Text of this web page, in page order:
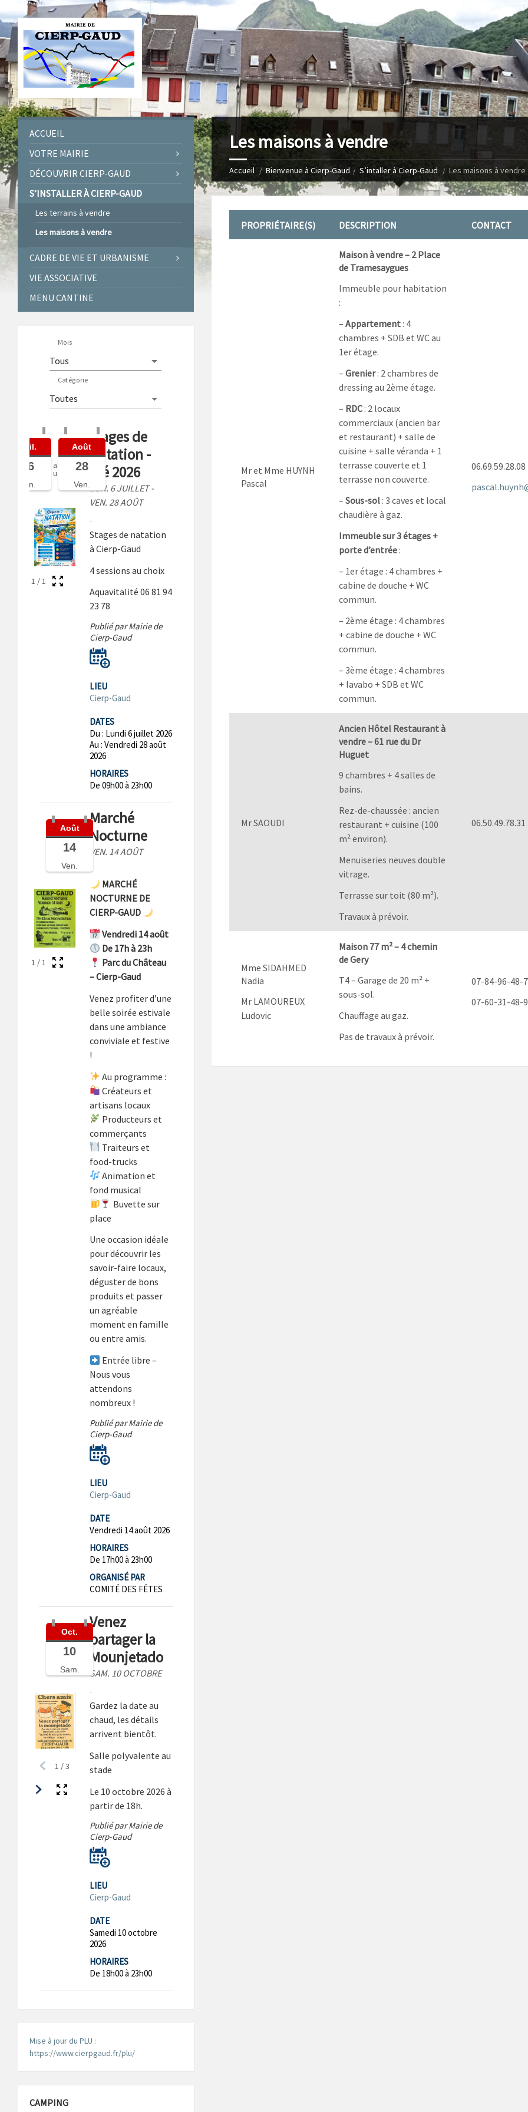
Les maisons à vendre
Accueil Bienvenue à Cierp-Gaud S’intaller à Cierp-Gaud Les maisons à vendre
PROPRIÉTAIRE(S) DESCRIPTION CONTACT
Mr et Mme HUYNH
Pascal
Maison à vendre – 2 Place
de Tramesaygues
Immeuble pour habitation
:
– Appartement: 4
chambres + SDB et WC au
1er étage.
– Grenier: 2 chambres de
dressing au 2ème étage.
– RDC: 2 locaux
commerciaux (ancien bar
et restaurant) + salle de
cuisine + salle véranda + 1
terrasse couverte et 1
terrasse non couverte.
– Sous-sol: 3 caves et local
chaudière à gaz.
Immeuble sur 3 étages +
porte d’entrée:
– 1er étage : 4 chambres +
cabine de douche + WC
commun.
– 2ème étage : 4 chambres
+ cabine de douche + WC
commun.
– 3ème étage : 4 chambres
+ lavabo + SDB et WC
commun.
06.69.59.28.08
Mr SAOUDI
Ancien Hôtel Restaurant à
vendre – 61 rue du Dr
Huguet
9 chambres + 4 salles de
bains.
Rez-de-chaussée : ancien
restaurant + cuisine (100
m² environ).
Menuiseries neuves double
vitrage.
Terrasse sur toit (80 m²).
Travaux à prévoir.
06.50.49.78.31
Mme SIDAHMED
Nadia
Mr LAMOUREUX
Ludovic
Maison 77 m² – 4 chemin
de Gery
T4 – Garage de 20 m² +
sous-sol.
Chauffage au gaz.
Pas de travaux à prévoir.
07-84-96-48-
07-60-31-48-
ACCUEIL
VOTRE MAIRIE
DÉCOUVRIR CIERP-GAUD
S’INSTALLER À CIERP-GAUD
Les terrains à vendre
Les maisons à vendre
CADRE DE VIE ET URBANISME
VIE ASSOCIATIVE
MENU CANTINE
Mois
Catégorie
Juil.
06
Lun.
a
u
Août
28
Ven.
1 /1
Stages de
Natation -
Été 2026
LUN. 6 JUILLET -
VEN. 28 AOÛT
Stages de natation
à Cierp-Gaud
4 sessions au choix
Aquavitalité 06 81 94
23 78
Publié par Mairie de
Cierp-Gaud
LIEU
Cierp-Gaud
DATES
Du : Lundi 6 juillet 2026
Au :Vendredi 28 août
2026
HORAIRES
De 09h00 à 23h00
Août
14
Ven.
1 /1
Marché
Nocturne
VEN. 14 AOÛT
MARCHÉ
NOCTURNE DE
CIERP-GAUD
Vendredi 14 août
De 17h à 23h
Parc du Château
– Cierp-Gaud
Venez profiter d’une
belle soirée estivale
dans une ambiance
conviviale et festive
!
Au programme :
Créateurs et
artisans locaux
Producteurs et
commerçants
Traiteurs et
food-trucks
Animation et
fond musical
Buvette sur
place
Une occasion idéale
pour découvrir les
savoir-faire locaux,
déguster de bons
produits et passer
un agréable
moment en famille
ou entre amis.
Entrée libre –
Nous vous
attendons
nombreux !
Publié par Mairie de
Cierp-Gaud
LIEU
Cierp-Gaud
DATE
Vendredi 14 août 2026
HORAIRES
De 17h00 à 23h00
ORGANISÉ PAR
COMITÉ DES FÊTES
Oct.
10
Sam.
1 /3
Venez
partager la
Mounjetado
SAM. 10 OCTOBRE
Gardez la date au
chaud, les détails
arrivent bientôt.
Salle polyvalente au
stade
Le 10 octobre 2026 à
partir de 18h.
Publié par Mairie de
Cierp-Gaud
LIEU
Cierp-Gaud
DATE
Samedi 10 octobre
2026
HORAIRES
De 18h00 à 23h00
Mise à jour du PLU :
https://www.cierpgaud.fr/plu/
CAMPING